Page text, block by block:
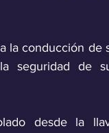
la conducción de
seguridad de
desde la